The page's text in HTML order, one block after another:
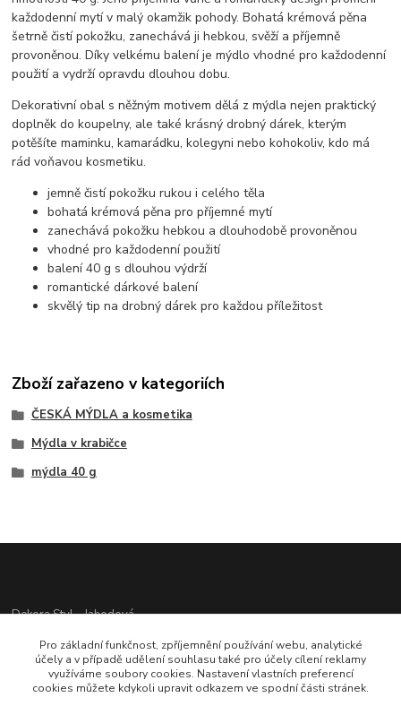
každodenní mytí v malý okamžik pohody. Bohatá krémová pěna
šetrně čistí pokožku, zanechává ji hebkou, svěží a příjemně
provoněnou. Díky velkému balení je mýdlo vhodné pro každodenní
použití a vydrží opravdu dlouhou dobu.
Dekorativní obal s něžným motivem dělá z mýdla nejen praktický
doplněk do koupelny, ale také krásný drobný dárek, kterým
potěšíte maminku, kamarádku, kolegyni nebo kohokoliv, kdo má
rád voňavou kosmetiku.
jemně čistí pokožku rukou i celého těla
bohatá krémová pěna pro příjemné mytí
zanechává pokožku hebkou a dlouhodobě provoněnou
vhodné pro každodenní použití
balení 40 g s dlouhou výdrží
romantické dárkové balení
skvělý tip na drobný dárek pro každou příležitost
Zboží zařazeno v kategoriích
ČESKÁ MÝDLA a kosmetika
Mýdla v krabičce
mýdla 40 g
Dekora Styl - Jahodová
Jahodová Veronika
721312944
Pro základní funkčnost, zpříjemnění používání webu, analytické
účely a v případě udělení souhlasu také pro účely cílení reklamy
využíváme soubory cookies. Nastavení vlastních preferencí
cookies můžete kdykoli upravit odkazem ve spodní části stránek.